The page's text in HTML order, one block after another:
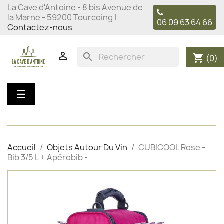
La Cave d'Antoine - 8 bis Avenue de
la Marne - 59200 Tourcoing |
Contactez-nous
06 09 63 64 66
 search shopping_cart (0)
Basculer
la
☰
Accueil Objets Autour Du Vin
CUBICOOL Rose -
Bib 3/5 L + Apérobib -